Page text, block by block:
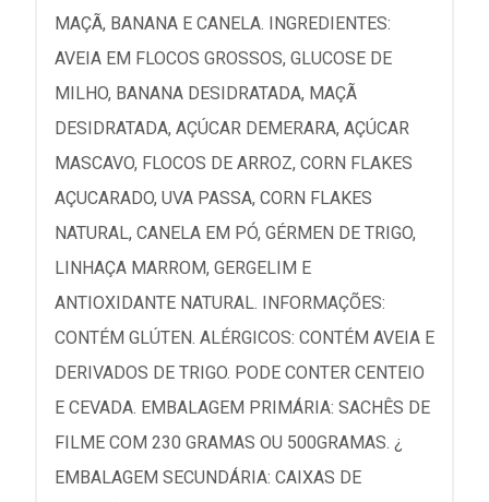
MAÇÃ, BANANA E CANELA. INGREDIENTES:
AVEIA EM FLOCOS GROSSOS, GLUCOSE DE
MILHO, BANANA DESIDRATADA, MAÇÃ
DESIDRATADA, AÇÚCAR DEMERARA, AÇÚCAR
MASCAVO, FLOCOS DE ARROZ, CORN FLAKES
AÇUCARADO, UVA PASSA, CORN FLAKES
NATURAL, CANELA EM PÓ, GÉRMEN DE TRIGO,
LINHAÇA MARROM, GERGELIM E
ANTIOXIDANTE NATURAL. INFORMAÇÕES:
CONTÉM GLÚTEN. ALÉRGICOS: CONTÉM AVEIA E
DERIVADOS DE TRIGO. PODE CONTER CENTEIO
E CEVADA. EMBALAGEM PRIMÁRIA: SACHÊS DE
FILME COM 230 GRAMAS OU 500GRAMAS. ¿
EMBALAGEM SECUNDÁRIA: CAIXAS DE